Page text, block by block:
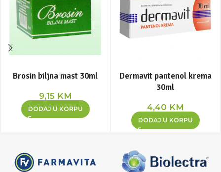
Brosin biljna mast 30ml
9,15 KM
DODAJ U KORPU
Dermavit pantenol krema
30ml
4,40 KM
DODAJ U KORPU